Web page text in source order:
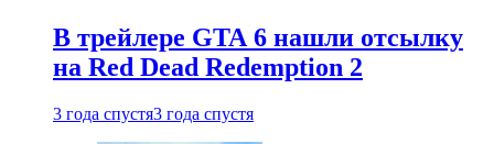
В трейлере GTA 6 нашли отсылку
на Red Dead Redemption 2
3 года спустя3 года спустя